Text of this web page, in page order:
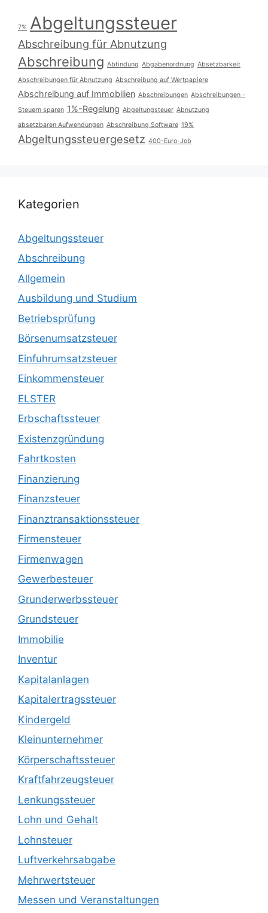
7% Abgeltungssteuer
Abschreibung für Abnutzung
Abschreibung Abfindung Abgabenordnung Absetzbarkeit
Abschreibungen für Abnutzung Abschreibung auf Wertpapiere
Abschreibung auf Immobilien Abschreibungen Abschreibungen -
Steuern sparen 1%-Regelung Abgeltungsteuer Abnutzung
absetzbaren Aufwendungen Abschreibung Software 19%
Abgeltungssteuergesetz 400-Euro-Job
Kategorien
Abgeltungssteuer
Abschreibung
Allgemein
Ausbildung und Studium
Betriebsprüfung
Börsenumsatzsteuer
Einfuhrumsatzsteuer
Einkommensteuer
ELSTER
Erbschaftssteuer
Existenzgründung
Fahrtkosten
Finanzierung
Finanzsteuer
Finanztransaktionssteuer
Firmensteuer
Firmenwagen
Gewerbesteuer
Grunderwerbssteuer
Grundsteuer
Immobilie
Inventur
Kapitalanlagen
Kapitalertragssteuer
Kindergeld
Kleinunternehmer
Körperschaftssteuer
Kraftfahrzeugsteuer
Lenkungssteuer
Lohn und Gehalt
Lohnsteuer
Luftverkehrsabgabe
Mehrwertsteuer
Messen und Veranstaltungen